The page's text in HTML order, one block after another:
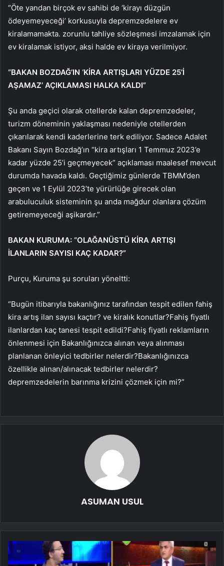
“Öte yandan birçok ev sahibi de ‘kirayı düzgün
ödeyemeyeceği’ korkusuyla depremzedelere ev
kiralamamakta. zorunlu tahliye sözleşmesi imzalamak için
ev kiralamak istiyor, aksi halde ev kiraya verilmiyor.
“BAKAN BOZDAĞ’IN ‘KİRA ARTIŞLARI YÜZDE 25’İ
AŞAMAZ’ AÇIKLAMASI HALKA KALDI”
Şu anda geçici olarak otellerde kalan depremzedeler,
turizm döneminin yaklaşması nedeniyle otellerden
çıkarılarak kendi kaderlerine terk ediliyor. Sadece Adalet
Bakanı Sayın Bozdağ’ın “kira artışları 1 Temmuz 2023’e
kadar yüzde 25’i geçmeyecek” açıklaması maalesef mevcut
durumda havada kaldı. Geçtiğimiz günlerde TBMM’den
geçen ve 1 Eylül 2023’te yürürlüğe girecek olan
arabuluculuk sisteminin şu anda mağdur olanlara çözüm
getiremeyeceği aşikardır.”
BAKAN KURUMA: “OLAĞANÜSTÜ KİRA ARTIŞI
İLANLARIN SAYISI KAÇ KADAR?”
Purçu, Kuruma şu soruları yöneltti:
“Bugün itibarıyla bakanlığınız tarafından tespit edilen fahiş
kira artış ilan sayısı kaçtır? ve kiralık konutlar?Fahiş fiyatlı
ilanlardan kaç tanesi tespit edildi?Fahiş fiyatlı reklamların
önlenmesi için Bakanlığınızca alınan veya alınması
planlanan önleyici tedbirler nelerdir?Bakanlığınızca
özellikle alınan/alınacak tedbirler nelerdir?
depremzedelerin barınma krizini çözmek için mi?”
ASUMAN USUL